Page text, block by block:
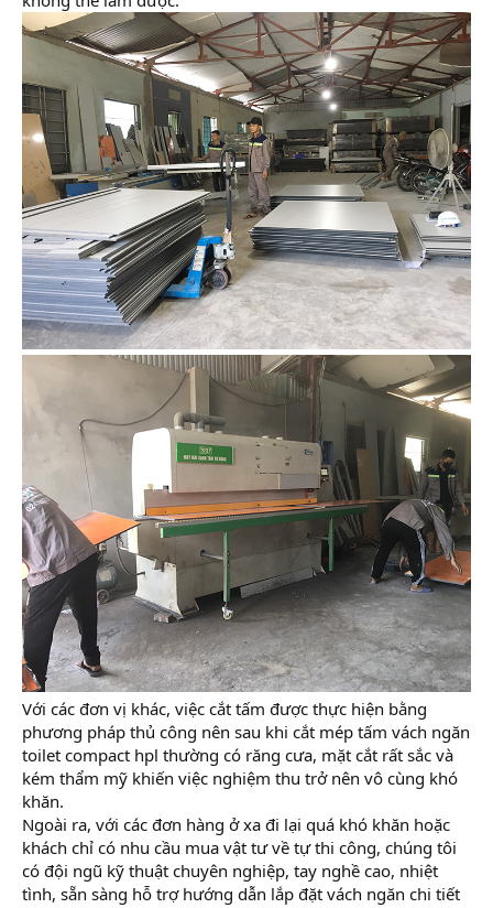
Với các đơn vị khác, việc cắt tấm được thực hiện bằng
phương pháp thủ công nên sau khi cắt mép tấm vách ngăn
toilet compact hpl thường có răng cưa, mặt cắt rất sắc và
kém thẩm mỹ khiến việc nghiệm thu trở nên vô cùng khó
khăn.
Ngoài ra, với các đơn hàng ở xa đi lại quá khó khăn hoặc
khách chỉ có nhu cầu mua vật tư về tự thi công, chúng tôi
có đội ngũ kỹ thuật chuyên nghiệp, tay nghề cao, nhiệt
tình, sẵn sàng hỗ trợ hướng dẫn lắp đặt vách ngăn chi tiết